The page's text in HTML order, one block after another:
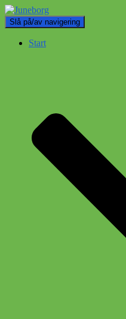
Slå på/av navigering
Start